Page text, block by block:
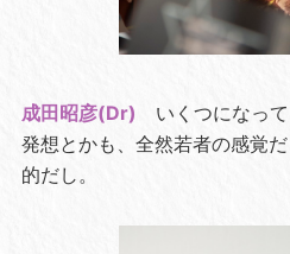
成田昭彦(Dr)
いくつになっ
発想とかも、全然若者の感覚
的だし。